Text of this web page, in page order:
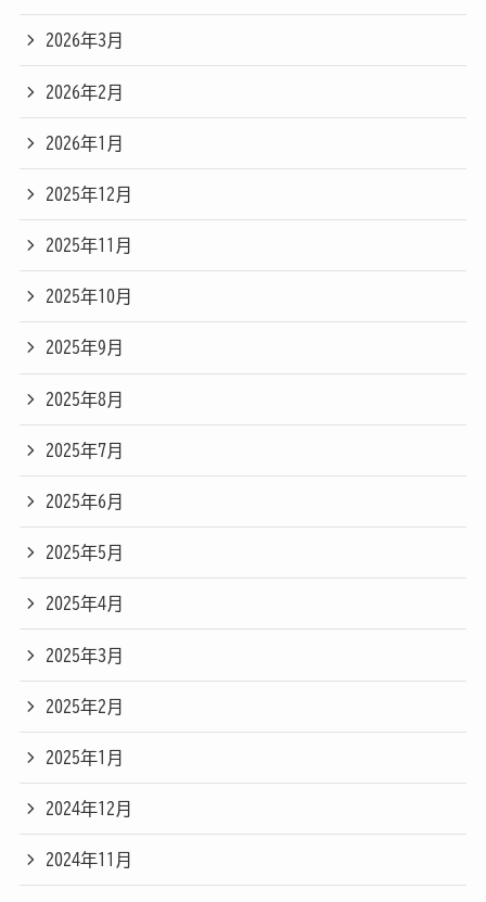
2026年3月
2026年2月
2026年1月
2025年12月
2025年11月
2025年10月
2025年9月
2025年8月
2025年7月
2025年6月
2025年5月
2025年4月
2025年3月
2025年2月
2025年1月
2024年12月
2024年11月